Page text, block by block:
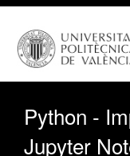
Python -
Jupyter